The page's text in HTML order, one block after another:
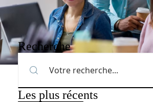
Recherche
Les plus récents